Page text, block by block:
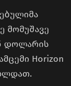
დოლარის
Horizon